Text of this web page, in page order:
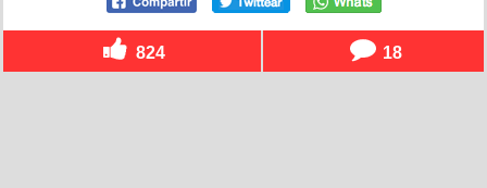
824 18